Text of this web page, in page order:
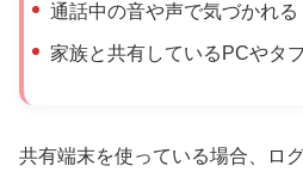
通話中の音や声で気づかれる
家族と共有しているPCやタ
共有端末を使っている場合、ロ